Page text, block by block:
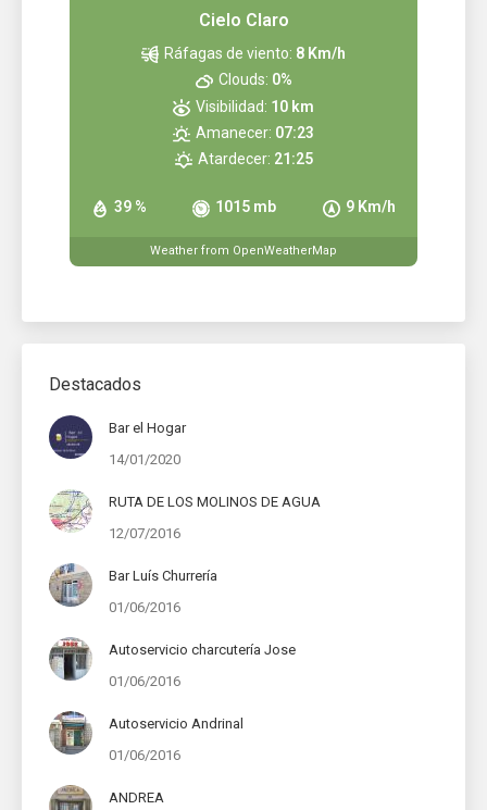
Cielo Claro
39 % 1015 mb 9 Km/h
Ráfagas de viento: 8 Km/h
Clouds: 0%
Visibilidad: 10 km
Amanecer: 07:23
Atardecer: 21:25
Weather from OpenWeatherMap
Destacados
Bar el Hogar
14/01/2020
RUTA DE LOS MOLINOS DE AGUA
12/07/2016
Bar Luís Churrería
01/06/2016
Autoservicio charcutería Jose
01/06/2016
Autoservicio Andrinal
01/06/2016
ANDREA